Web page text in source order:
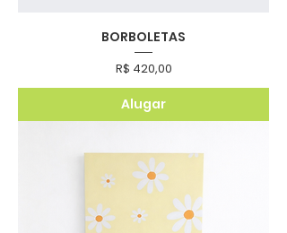
BORBOLETAS
Preço
R$ 420,00
Alugar